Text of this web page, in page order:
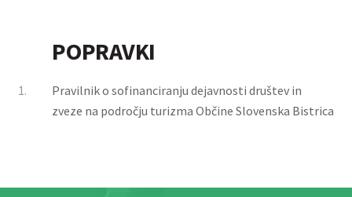
POPRAVKI
1.
Pravilnik o sofinanciranju dejavnosti društev in
zveze na področju turizma Občine Slovenska Bistrica